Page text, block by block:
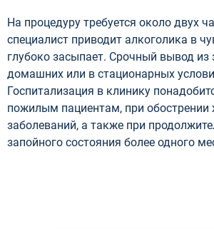
На процедуру требуется около двух
специалист приводит алкоголика в
глубоко засыпает. Срочный вывод
домашних или в стационарных
Госпитализация в клинику
пожилым пациентам, при обострении
заболеваний, а также при
запойного состояния более одного